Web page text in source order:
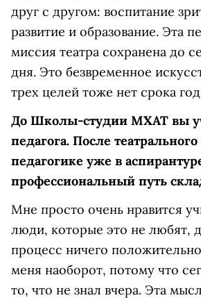
друг с другом: воспитание
развитие и образование. Эта
миссия театра сохранена до
дня. Это безвременное
трех целей тоже нет срока
До Школы-студии МХАТ вы
педагога. После
педагогике уже в
профессиональный путь
Мне просто очень нравится
люди, которые это не любят,
процесс ничего
меня наоборот, потому что
то, что не знал вчера. Эта